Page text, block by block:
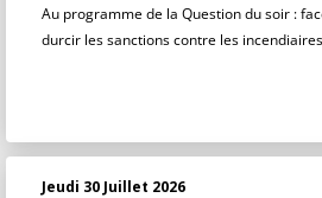
Au programme de la Question du soir :
durcir les sanctions contre les
Jeudi 30 Juillet 2026